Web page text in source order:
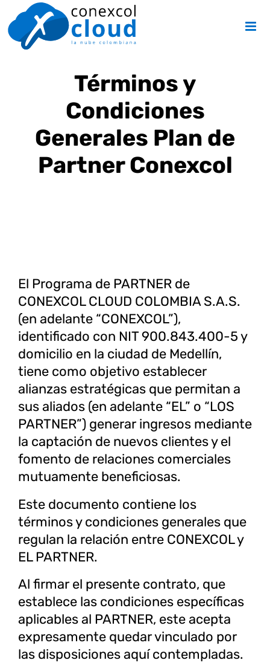
to
content
Términos y
Condiciones
Generales Plan de
Partner Conexcol
El Programa de PARTNER de
CONEXCOL CLOUD COLOMBIA S.A.S.
(en adelante “CONEXCOL”),
identificado con NIT 900.843.400-5 y
domicilio en la ciudad de Medellín,
tiene como objetivo establecer
alianzas estratégicas que permitan a
sus aliados (en adelante “EL” o “LOS
PARTNER”) generar ingresos mediante
la captación de nuevos clientes y el
fomento de relaciones comerciales
mutuamente beneficiosas.
Este documento contiene los
términos y condiciones generales que
regulan la relación entre CONEXCOL y
EL PARTNER.
Al firmar el presente contrato, que
establece las condiciones específicas
aplicables al PARTNER, este acepta
expresamente quedar vinculado por
las disposiciones aquí contempladas.